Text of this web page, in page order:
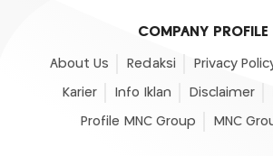
COMPANY PROFILE
About Us Redaksi Privacy
Karier Info Iklan Disclaimer
Profile MNC Group MNC